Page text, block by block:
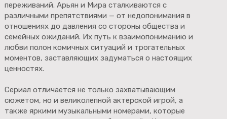
переживаний. Арьян и Мира сталкиваются с
различными препятствиями — от недопонимания в
отношениях до давления со стороны общества и
семейных ожиданий. Их путь к взаимопониманию и
любви полон комичных ситуаций и трогательных
моментов, заставляющих задуматься о настоящих
ценностях.
Сериал отличается не только захватывающим
сюжетом, но и великолепной актерской игрой, а
также яркими музыкальными номерами, которые